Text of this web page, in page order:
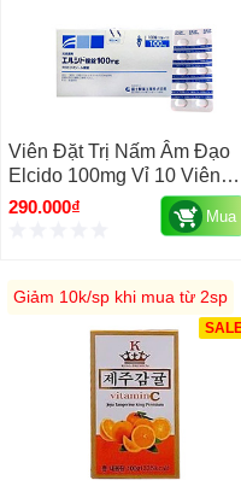
Viên Đặt Trị Nấm Âm Đạo
Elcido 100mg Vỉ 10 Viên
Nhật Bản
290.000₫ Mua
Giảm 10k/sp khi mua từ 2sp